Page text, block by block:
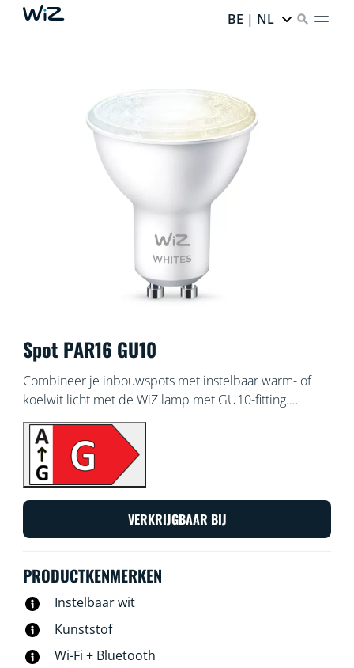
BE | NL
Spot PAR16 GU10
Combineer je inbouwspots met instelbaar warm- of
koelwit licht met de WiZ lamp met GU10-fitting.
Gebruik de WiZ app of je stem om de verlichting te
dimmen of feller te zetten, of gebruik
voorgeprogrammeerde lichtinstellingen op Wi-Fi-
setups.
VERKRIJGBAAR BIJ
PRODUCTKENMERKEN
Instelbaar wit
Kunststof
Wi-Fi + Bluetooth